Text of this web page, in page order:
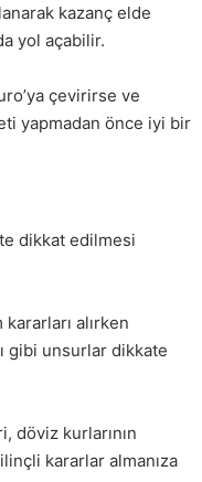
kazanç elde
yol açabilir.
çevirirse ve
yapmadan önce iyi bir
dikkat edilmesi
alırken
gibi unsurlar dikkate
döviz kurlarının
kararlar almanıza